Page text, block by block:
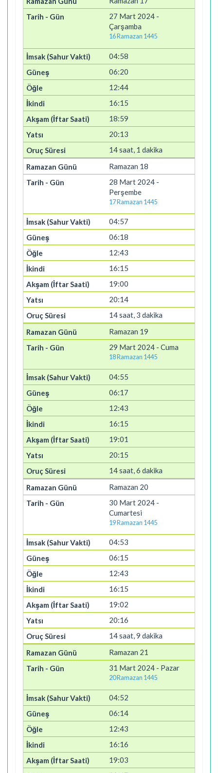
27 Mart 2024 -
Çarşamba
16 Ramazan 1445
04:58
06:20
12:44
16:15
18:59
20:13
14 saat, 1 dakika
Ramazan 18
28 Mart 2024 -
Perşembe
17 Ramazan 1445
04:57
06:18
12:43
16:15
19:00
20:14
14 saat, 3 dakika
Ramazan 19
29 Mart 2024 - Cuma
18 Ramazan 1445
04:55
06:17
12:43
16:15
19:01
20:15
14 saat, 6 dakika
Ramazan 20
30 Mart 2024 -
Cumartesi
19 Ramazan 1445
04:53
06:15
12:43
16:15
19:02
20:16
14 saat, 9 dakika
Ramazan 21
31 Mart 2024 - Pazar
20 Ramazan 1445
04:52
06:14
12:43
16:16
19:03